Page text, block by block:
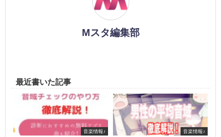
Mスタ編集部
最近書いた記事
音楽情報♪ 音楽情報♪